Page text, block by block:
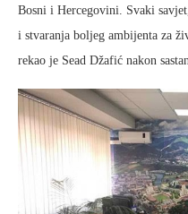
Bosni i Hercegovini. Svaki
i stvaranja boljeg ambijenta za
rekao je Sead Džafić nakon